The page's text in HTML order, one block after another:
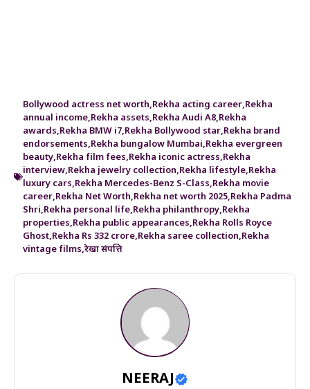
Bollywood actress net worth,Rekha acting career,Rekha
annual income,Rekha assets,Rekha Audi A8,Rekha
awards,Rekha BMW i7,Rekha Bollywood star,Rekha brand
endorsements,Rekha bungalow Mumbai,Rekha evergreen
beauty,Rekha film fees,Rekha iconic actress,Rekha
interview,Rekha jewelry collection,Rekha lifestyle,Rekha
luxury cars,Rekha Mercedes-Benz S-Class,Rekha movie
career,Rekha Net Worth,Rekha net worth 2025,Rekha Padma
Shri,Rekha personal life,Rekha philanthropy,Rekha
properties,Rekha public appearances,Rekha Rolls Royce
Ghost,Rekha Rs 332 crore,Rekha saree collection,Rekha
vintage films,रेखा संपत्ति
NEERAJ